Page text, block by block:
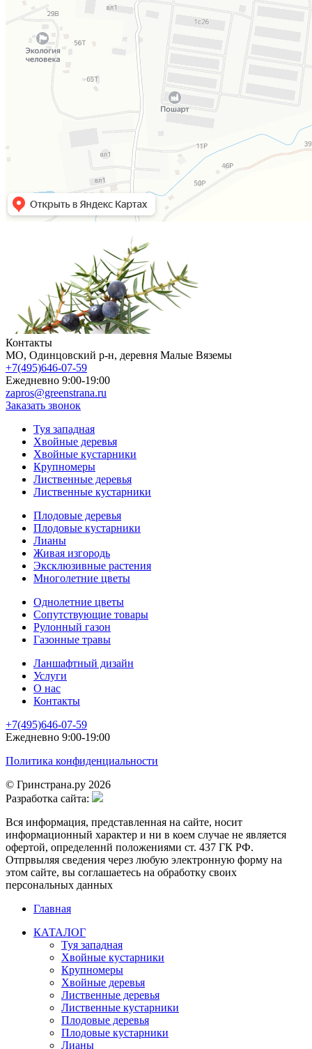
Контакты
МO, Одинцовский р-н, деревня Малые Вяземы
+7(495)646-07-59
Ежедневно 9:00-19:00
zapros@greenstrana.ru
Заказать звонок
Туя западная
Хвойные деревья
Хвойные кустарники
Крупномеры
Лиственные деревья
Лиственные кустарники
Плодовые деревья
Плодовые кустарники
Лианы
Живая изгородь
Эксклюзивные растения
Многолетние цветы
Однолетние цветы
Сопутствующие товары
Рулонный газон
Газонные травы
Ланшафтный дизайн
Услуги
О нас
Контакты
+7(495)646-07-59
Ежедневно 9:00-19:00
Политика конфиденциальности
© Гринстрана.ру 2026
Разработка сайта:
Вся информация, представленная на сайте, носит
информационный характер и ни в коем случае не является
офертой, определеннй положениями ст. 437 ГК РФ.
Отпрвыляя сведения через любую электронную форму на
этом сайте, вы соглашаетесь на обработку своих
персональных данных
Главная
КАТАЛОГ
Туя западная
Хвойные кустарники
Крупномеры
Хвойные деревья
Лиственные деревья
Лиственные кустарники
Плодовые деревья
Плодовые кустарники
Лианы